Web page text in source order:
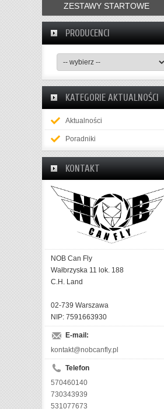
ZESTAWY STARTOWE
PRODUCENCI
KATEGORIE AKTUALNOŚCI
Aktualności
Poradniki
KONTAKT
NOB Can Fly
Wałbrzyska 11 lok. 188
C.H. Land
02-739 Warszawa
NIP: 7591663930
E-mail:
kontakt@nobcanfly.pl
Telefon
570460140
730343939
531077673